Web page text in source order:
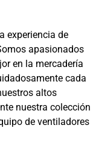
experiencia de
apasionados
en la mercadería
cada
altos
nuestra colección
de ventiladores